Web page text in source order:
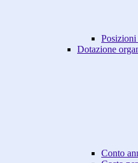
Dotazione
Conto